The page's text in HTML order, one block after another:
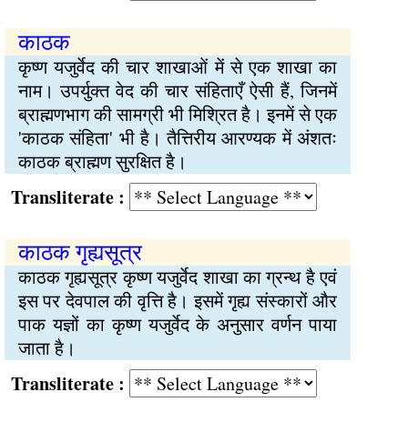
काठक
कृष्ण यजुर्वेद की चार शाखाओं में से एक शाखा का
नाम। उपर्युक्त वेद की चार संहिताएँ ऐसी हैं, जिनमें
ब्राह्मणभाग की सामग्री भी मिश्रित है। इनमें से एक
'काठक संहिता' भी है। तैत्तिरीय आरण्यक में अंशतः
काठक ब्राह्मण सुरक्षित है।
:
काठक गृह्यसूत्र
काठक गृह्यसूत्र कृष्ण यजुर्वेद शाखा का ग्रन्थ है एवं
इस पर देवपाल की वृत्ति है। इसमें गृह्य संस्कारों और
पाक यज्ञों का कृष्ण यजुर्वेद के अनुसार वर्णन पाया
जाता है।
: